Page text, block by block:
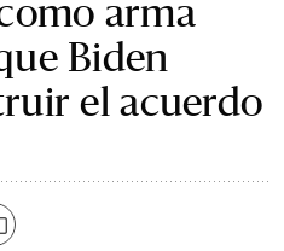
arma
Biden
el acuerdo